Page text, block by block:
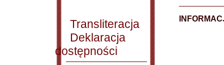
Transliteracja
Deklaracja
dostępności